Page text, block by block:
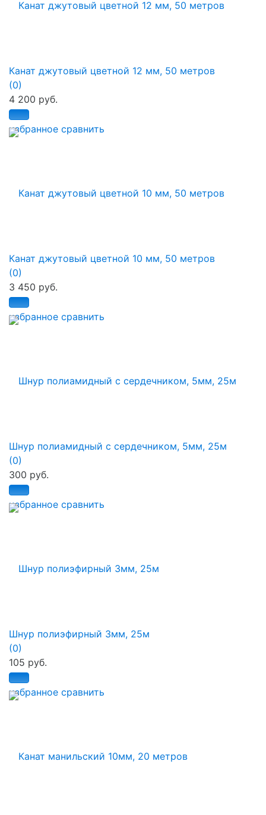
избранное сравнить
Канат джутовый цветной 12 мм, 50 метров
(0)
4 200 руб.
избранное сравнить
Канат джутовый цветной 10 мм, 50 метров
(0)
3 450 руб.
избранное сравнить
Шнур полиамидный с сердечником, 5мм, 25м
(0)
300 руб.
избранное сравнить
Шнур полиэфирный 3мм, 25м
(0)
105 руб.